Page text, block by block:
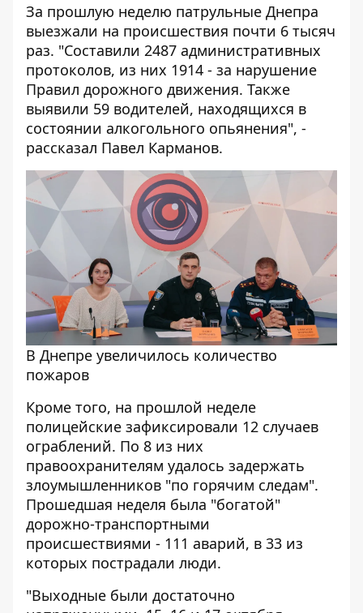
За прошлую неделю патрульные Днепра
выезжали на происшествия почти 6 тысяч
раз. "Составили 2487 административных
протоколов, из них 1914 - за нарушение
Правил дорожного движения. Также
выявили 59 водителей, находящихся в
состоянии алкогольного опьянения", -
рассказал Павел Карманов.
В Днепре увеличилось количество
пожаров
Кроме того, на прошлой неделе
полицейские зафиксировали 12 случаев
ограблений. По 8 из них
правоохранителям удалось задержать
злоумышленников "по горячим следам".
Прошедшая неделя была "богатой"
дорожно-транспортными
происшествиями - 111 аварий, в 33 из
которых пострадали люди.
"Выходные были достаточно